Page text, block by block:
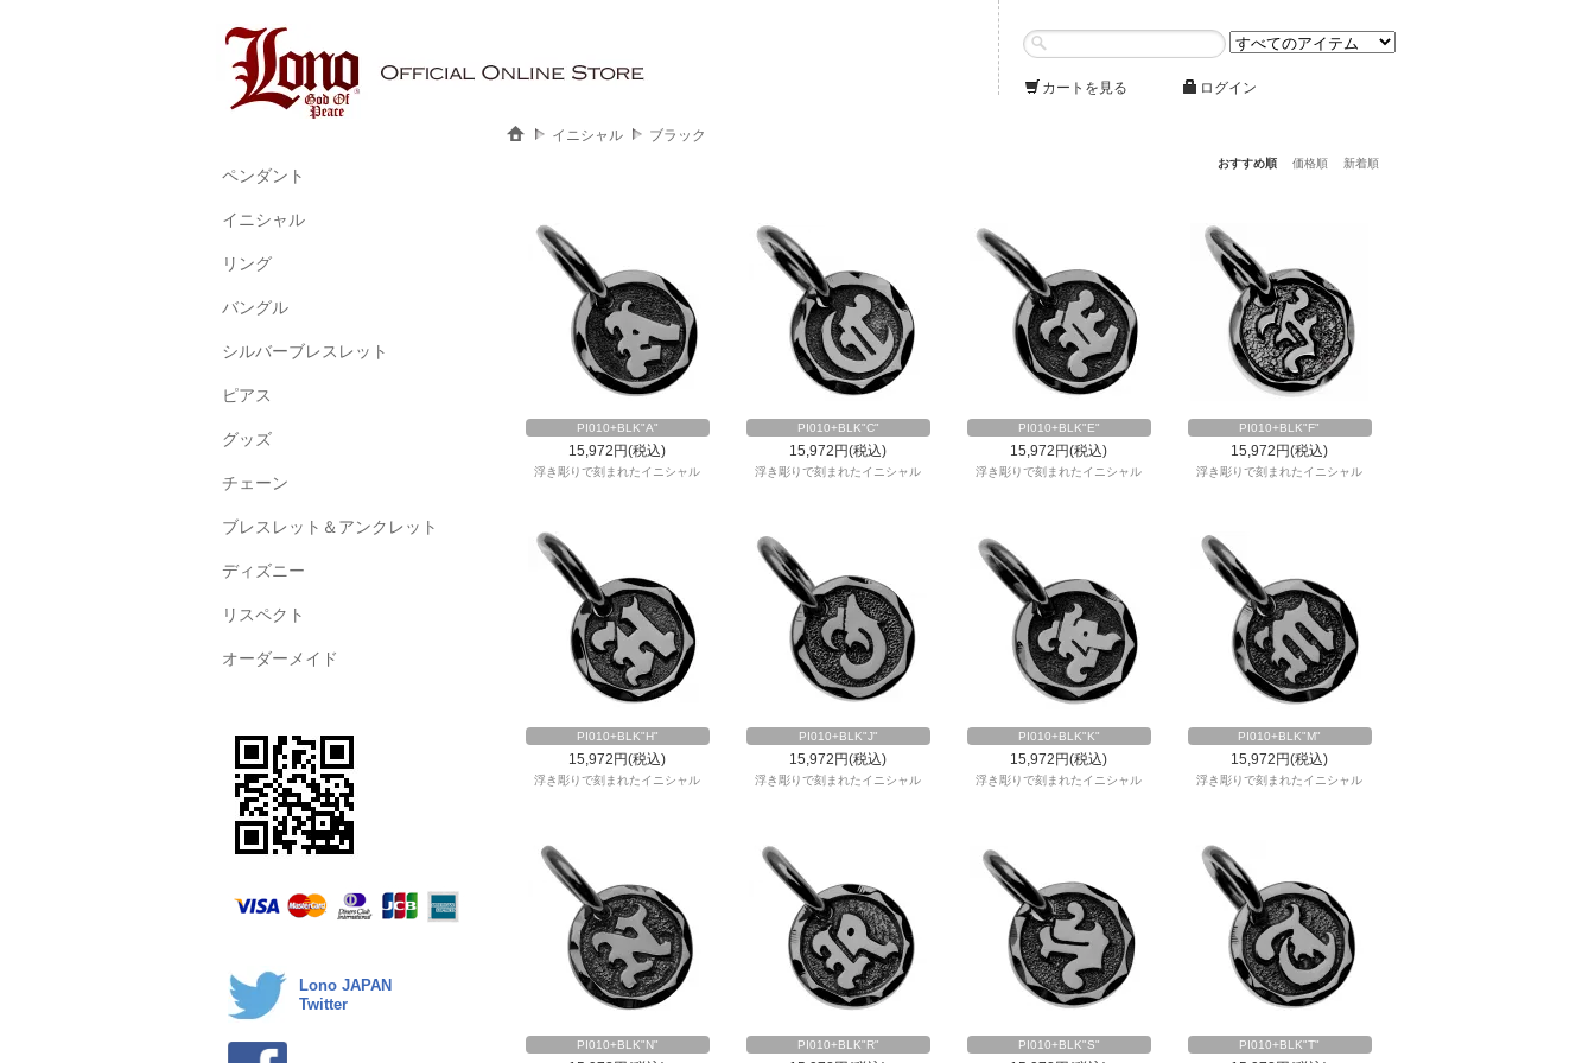
カートを見る ログイン
ペンダント
イニシャル
リング
バングル
シルバーブレスレット
ピアス
グッズ
チェーン
ブレスレット＆アンクレット
ディズニー
リスペクト
オーダーメイド
Lono JAPAN
Twitter
イニシャル ブラック
おすすめ順 価格順 新着順
PI010+BLK"A"
15,972円(税込)
浮き彫りで刻まれたイニシャル
PI010+BLK"C"
15,972円(税込)
浮き彫りで刻まれたイニシャル
PI010+BLK"E"
15,972円(税込)
浮き彫りで刻まれたイニシャル
PI010+BLK"F"
15,972円(税込)
浮き彫りで刻まれたイニシャル
PI010+BLK"H"
15,972円(税込)
浮き彫りで刻まれたイニシャル
PI010+BLK"J"
15,972円(税込)
浮き彫りで刻まれたイニシャル
PI010+BLK"K"
15,972円(税込)
浮き彫りで刻まれたイニシャル
PI010+BLK"M"
15,972円(税込)
浮き彫りで刻まれたイニシャル
PI010+BLK"N" PI010+BLK"R" PI010+BLK"S" PI010+BLK"T"